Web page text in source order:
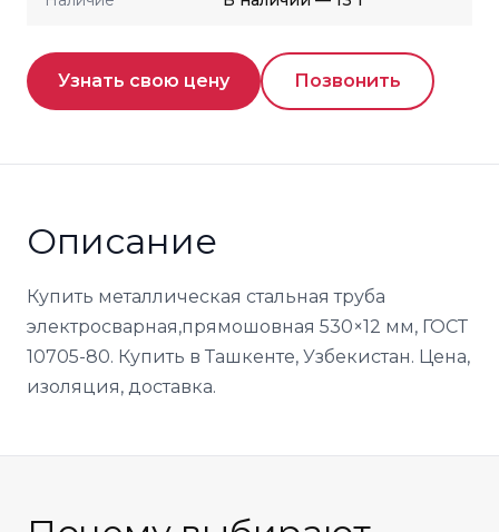
Узнать свою цену Позвонить
Описание
Купить металлическая стальная труба
электросварная,прямошовная 530×12 мм, ГОСТ
10705-80. Купить в Ташкенте, Узбекистан. Цена,
изоляция, доставка.